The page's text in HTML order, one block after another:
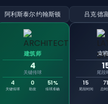
阿利斯泰尔·约翰斯顿
建筑师
4
关键传球
4
关键传球
0
助攻
51%
传球准确
吕克·德
末
尾段
15
尾段时间
71
总